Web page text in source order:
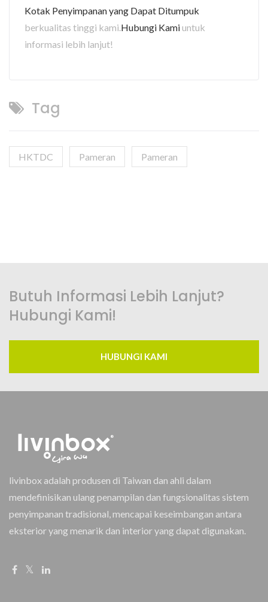
Kotak Penyimpanan yang Dapat Ditumpuk
berkualitas tinggi kami.Hubungi Kamiuntuk
informasi lebih lanjut!
Tag
HKTDC Pameran Pameran
Butuh Informasi Lebih Lanjut?
Hubungi Kami!
HUBUNGI KAMI
livinbox adalah produsen di Taiwan dan ahli dalam
mendefinisikan ulang penampilan dan fungsionalitas sistem
penyimpanan tradisional, mencapai keseimbangan antara
eksterior yang menarik dan interior yang dapat digunakan.